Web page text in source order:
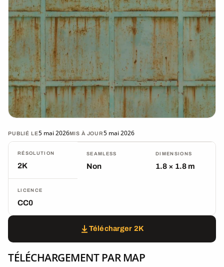
PUBLIÉ LE5 mai 2026MIS À JOUR5 mai 2026
RÉSOLUTION
2K
SEAMLESS
Non
DIMENSIONS
1.8 × 1.8 m
LICENCE
CC0
Télécharger 2K
TÉLÉCHARGEMENT PAR MAP